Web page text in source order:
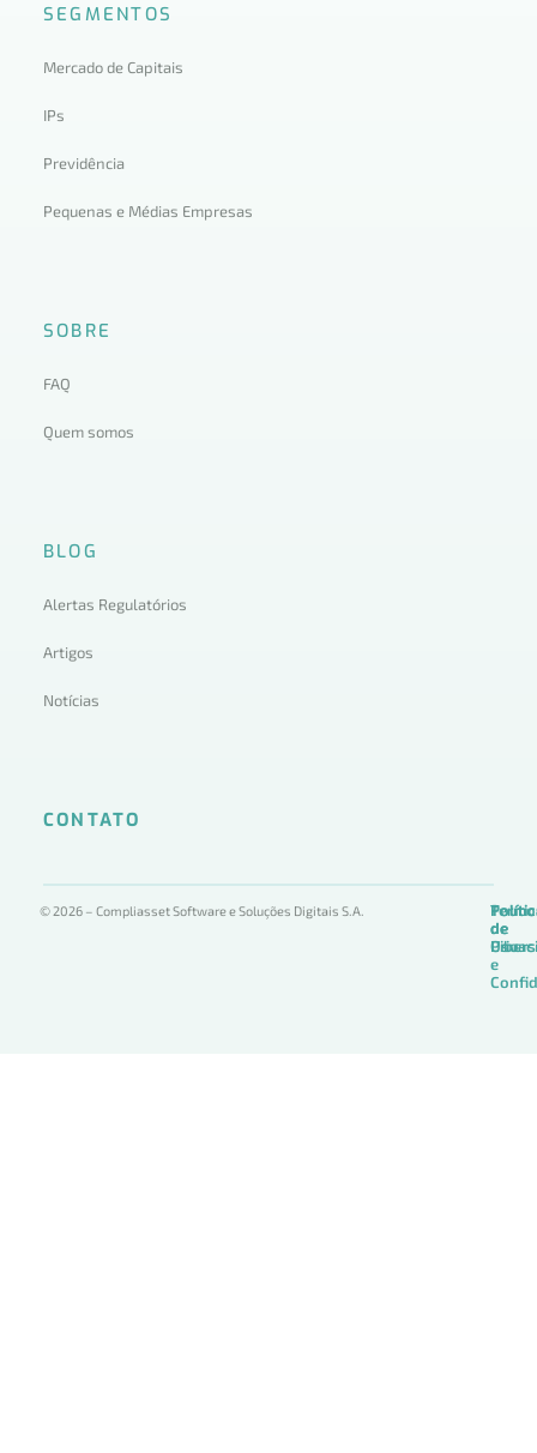
SEGMENTOS
Mercado de Capitais
IPs
Previdência
Pequenas e Médias Empresas
SOBRE
FAQ
Quem somos
BLOG
Alertas Regulatórios
Artigos
Notícias
CONTATO
© 2026 – Compliasset Software e Soluções Digitais S.A.
de
Uso
de
de
e